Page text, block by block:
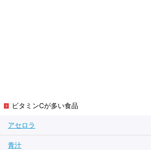
ビタミンCが多い食品
アセロラ
青汁